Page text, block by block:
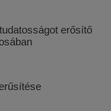
erősítő